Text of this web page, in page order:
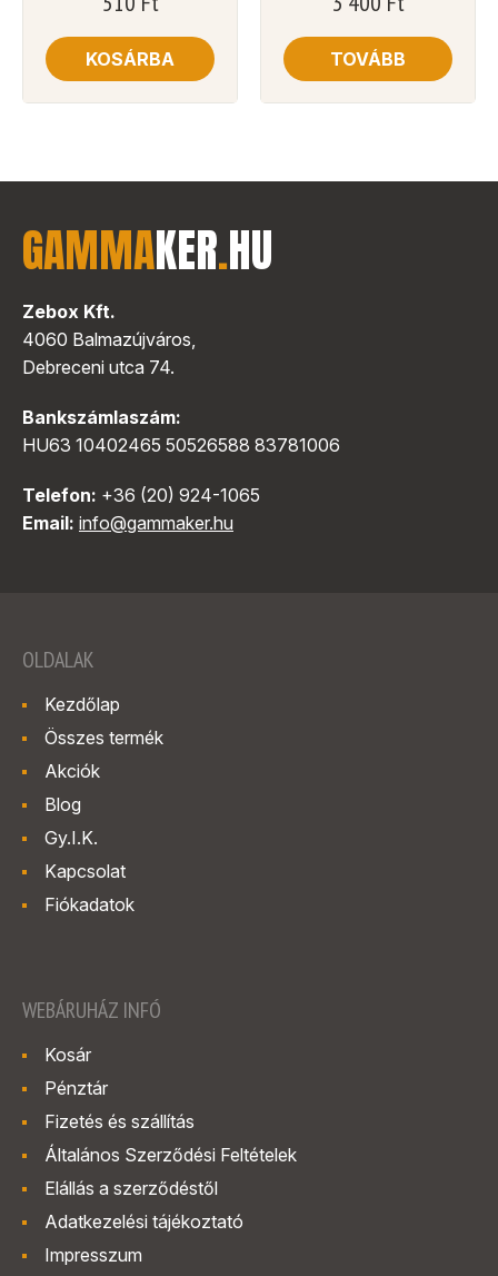
KOSÁRBA TOVÁBB
GAMMAKER.HU
Zebox Kft.
4060 Balmazújváros,
Debreceni utca 74.
Bankszámlaszám:
HU63 10402465 50526588 83781006
Telefon: +36 (20) 924-1065
Email: info@gammaker.hu
OLDALAK
Kezdőlap
Összes termék
Akciók
Blog
Gy.I.K.
Kapcsolat
Fiókadatok
WEBÁRUHÁZ INFÓ
Kosár
Pénztár
Fizetés és szállítás
Általános Szerződési Feltételek
Elállás a szerződéstől
Adatkezelési tájékoztató
Impresszum